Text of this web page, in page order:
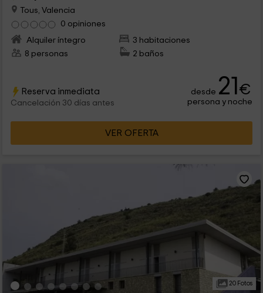
Tous, Valencia
0 opiniones
Alquiler íntegro
3 habitaciones
8 personas
2 baños
Reserva inmediata
Cancelación 30 días antes
desde 21€
persona y noche
VER OFERTA
20 Fotos